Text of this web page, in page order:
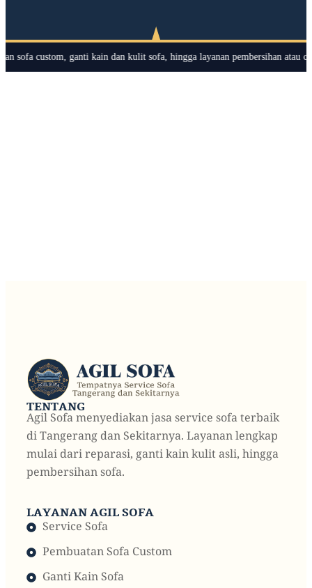
ganti kain dan kulit sofa, hingga layanan pembersihan atau cuci
TENTANG
Agil Sofa menyediakan jasa service sofa terbaik
di Tangerang dan Sekitarnya. Layanan lengkap
mulai dari reparasi, ganti kain kulit asli, hingga
pembersihan sofa.
LAYANAN AGIL SOFA
Service Sofa
Pembuatan Sofa Custom
Ganti Kain Sofa